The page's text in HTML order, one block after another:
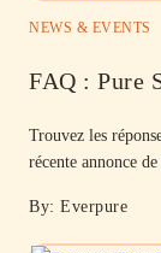
NEWS & EVENTS
FAQ : Pure
Trouvez les
récente annonce
By: Everpure